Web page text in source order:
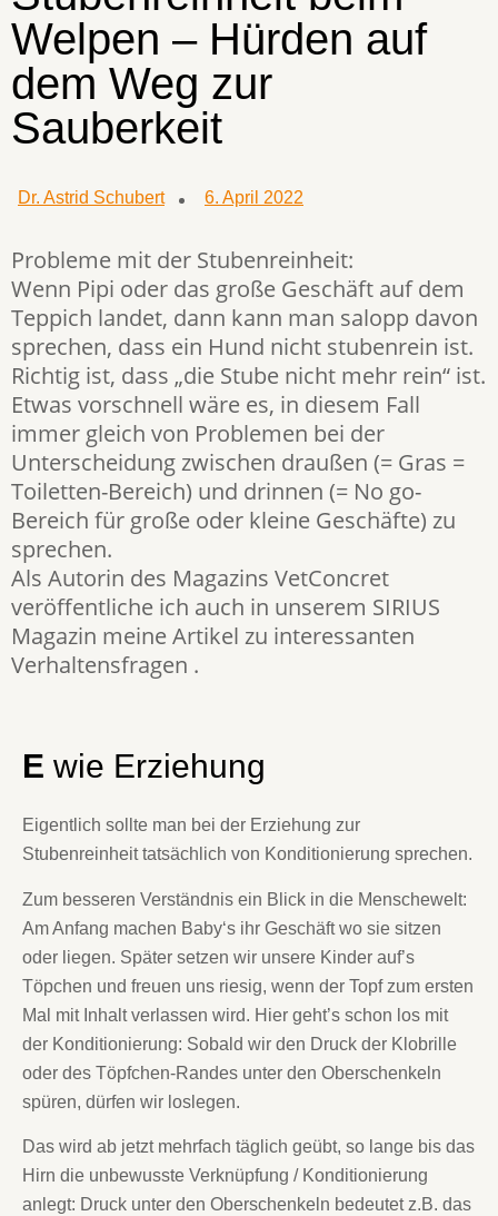
Welpen – Hürden auf
dem Weg zur
Sauberkeit
Dr. Astrid Schubert 6. April 2022
Probleme mit der Stubenreinheit:
Wenn Pipi oder das große Geschäft auf dem
Teppich landet, dann kann man salopp davon
sprechen, dass ein Hund nicht stubenrein ist.
Richtig ist, dass „die Stube nicht mehr rein“ ist.
Etwas vorschnell wäre es, in diesem Fall
immer gleich von Problemen bei der
Unterscheidung zwischen draußen (= Gras =
Toiletten-Bereich) und drinnen (= No go-
Bereich für große oder kleine Geschäfte) zu
sprechen.
Als Autorin des Magazins VetConcret
veröffentliche ich auch in unserem SIRIUS
Magazin meine Artikel zu interessanten
Verhaltensfragen .
E wie Erziehung
Eigentlich sollte man bei der Erziehung zur
Stubenreinheit tatsächlich von Konditionierung sprechen.
Zum besseren Verständnis ein Blick in die Menschewelt:
Am Anfang machen Baby‘s ihr Geschäft wo sie sitzen
oder liegen. Später setzen wir unsere Kinder auf’s
Töpchen und freuen uns riesig, wenn der Topf zum ersten
Mal mit Inhalt verlassen wird. Hier geht’s schon los mit
der Konditionierung: Sobald wir den Druck der Klobrille
oder des Töpfchen-Randes unter den Oberschenkeln
spüren, dürfen wir loslegen.
Das wird ab jetzt mehrfach täglich geübt, so lange bis das
Hirn die unbewusste Verknüpfung / Konditionierung
anlegt: Druck unter den Oberschenkeln bedeutet z.B. das